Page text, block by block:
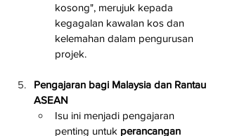
kosong", merujuk kepada
kegagalan kawalan kos dan
kelemahan dalam pengurusan
projek.
Pengajaran bagi Malaysia dan Rantau
ASEAN
Isu ini menjadi pengajaran
penting untuk perancangan